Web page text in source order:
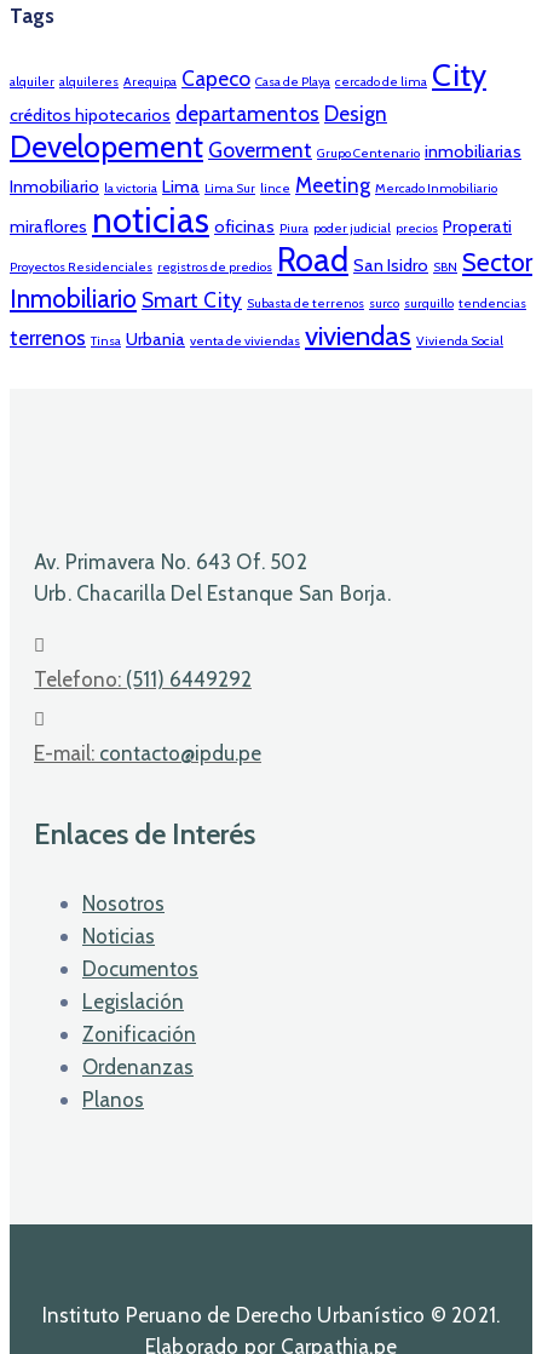
Tags
alquiler alquileres Arequipa Capeco Casa de Playa cercado de lima City
créditos hipotecarios departamentos Design
Developement Goverment Grupo Centenario inmobiliarias
Inmobiliario la victoria Lima Lima Sur lince Meeting Mercado Inmobiliario
miraflores noticias oficinas Piura poder judicial precios Properati
Proyectos Residenciales registros de predios Road San Isidro SBN Sector
Inmobiliario Smart City Subasta de terrenos surco surquillo tendencias
terrenos Tinsa Urbania venta de viviendas viviendas Vivienda Social
Av. Primavera No. 643 Of. 502
Urb. Chacarilla Del Estanque San Borja.
Telefono: (511) 6449292
E-mail: contacto@ipdu.pe
Enlaces de Interés
Nosotros
Noticias
Documentos
Legislación
Zonificación
Ordenanzas
Planos
Instituto Peruano de Derecho Urbanístico © 2021.
Elaborado por Carpathia.pe